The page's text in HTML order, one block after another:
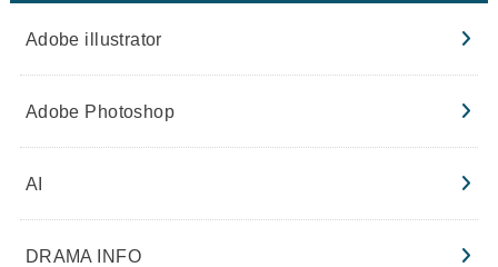
Adobe illustrator
Adobe Photoshop
AI
DRAMA INFO